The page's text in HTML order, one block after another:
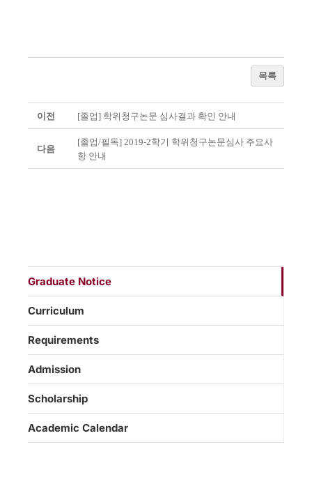
목록
이전 [졸업] 학위청구논문 심사결과 확인 안내
다음
[졸업/필독] 2019-2학기 학위청구논문심사 주요사
항 안내
Graduate Notice
Curriculum
Requirements
Admission
Scholarship
Academic Calendar